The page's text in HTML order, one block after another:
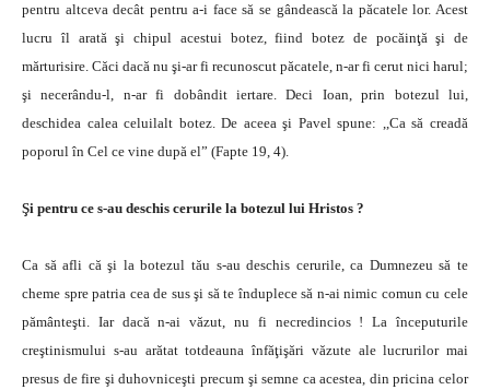
pentru altceva decât pentru a-i face să se gândească la păcatele lor. Acest
lucru îl arată şi chipul acestui botez, fiind botez de pocăinţă şi de
mărturisire. Căci dacă nu şi-ar fi recunoscut păcatele, n-ar fi cerut nici harul;
şi necerându-l, n-ar fi dobândit iertare. Deci Ioan, prin botezul lui,
deschidea calea celuilalt botez. De aceea şi Pavel spune: ,,Ca să creadă
poporul în Cel ce vine după el” (Fapte 19, 4).
Şi pentru ce s-au deschis cerurile la botezul lui Hristos ?
Ca să afli că şi la botezul tău s-au deschis cerurile, ca Dumnezeu să te
cheme spre patria cea de sus şi să te înduplece să n-ai nimic comun cu cele
pământeşti. Iar dacă n-ai văzut, nu fi necredincios ! La începuturile
creştinismului s-au arătat totdeauna înfăţişări văzute ale lucrurilor mai
presus de fire şi duhovniceşti precum şi semne ca acestea, din pricina celor